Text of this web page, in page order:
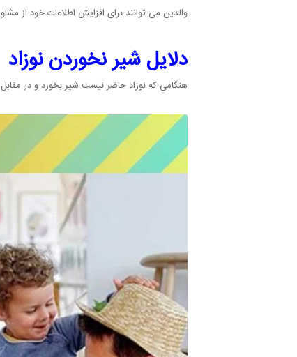
والدین می توانند برای افزایش اطلاعات خود از
دلایل شیر نخوردن نوزاد
هنگامی که نوزاد حاضر نیست شیر بخورد و در